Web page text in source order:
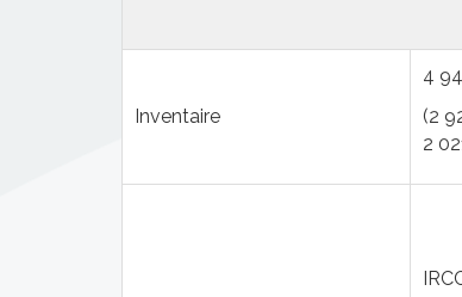
Inventaire
4
(2
2